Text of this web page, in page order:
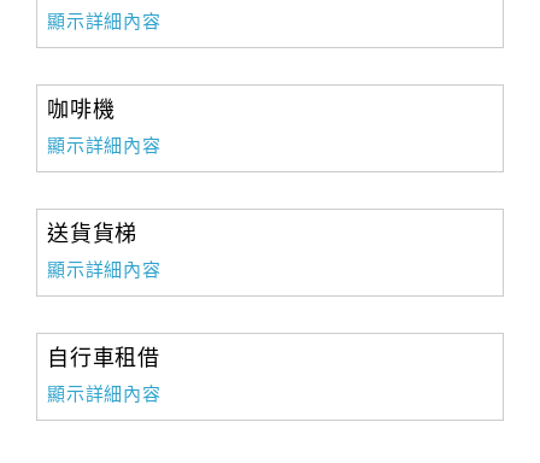
顯示詳細內容
咖啡機
顯示詳細內容
送貨貨梯
顯示詳細內容
自行車租借
顯示詳細內容